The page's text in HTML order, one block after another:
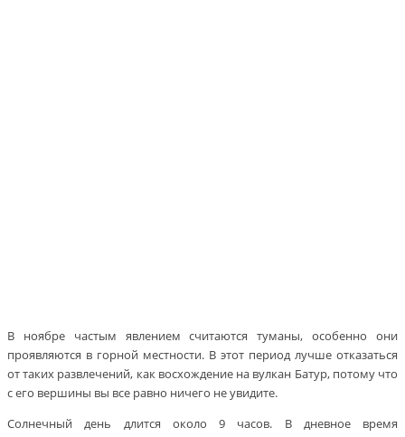
В ноябре частым явлением считаются туманы, особенно они
проявляются в горной местности. В этот период лучше отказаться
от таких развлечений, как восхождение на вулкан Батур, потому что
с его вершины вы все равно ничего не увидите.
Солнечный день длится около 9 часов. В дневное время